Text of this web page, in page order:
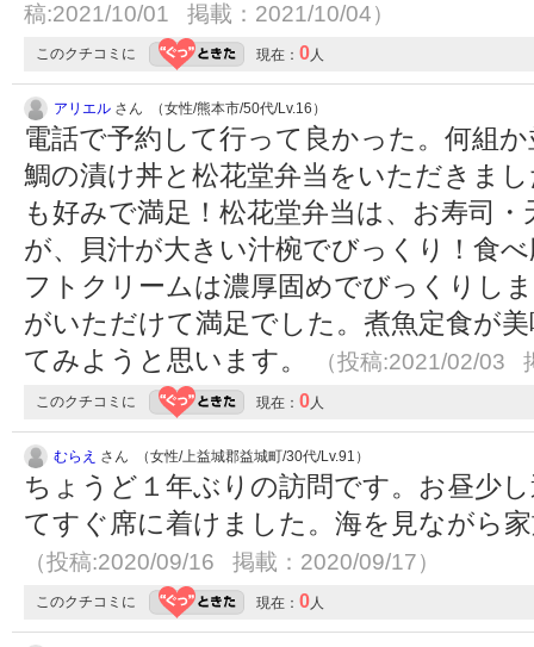
稿:2021/10/01 掲載：2021/10/04）
このクチコミに 現在： 0人
アリエル さん （女性/熊本市/50代/Lv.16）
電話で予約して行って良かった。何組
鯛の漬け丼と松花堂弁当をいただきま
も好みで満足！松花堂弁当は、お寿司
が、貝汁が大きい汁椀でびっくり！食
フトクリームは濃厚固めでびっくりし
がいただけて満足でした。煮魚定食が
てみようと思います。
（投稿:2021/02/03
このクチコミに 現在： 0人
むらえ さん （女性/上益城郡益城町/30代/Lv.91）
ちょうど１年ぶりの訪問です。お昼少
てすぐ席に着けました。海を見ながら
（投稿:2020/09/16 掲載：2020/09/17）
このクチコミに 現在： 0人